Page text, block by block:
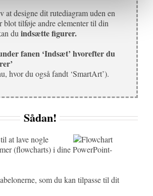
at designe dit rutediagram uden en
blot tilføje andre elementer til din
du indsætte figurer.
fanen ‘Indsæt’ hvorefter du
hvor du også fandt ‘SmartArt’).
Sådan!
at lave nogle
(flowcharts) i dine PowerPoint-
som du kan tilpasse til dit